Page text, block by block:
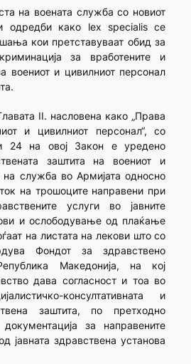
на воената служба со новиот
одредби како lex specialis се
кои претставуваат обид за
за вработените и
воениот и цивилниот персонал
II. насловена како „Права
и цивилниот персонал“, со
24 на овој Закон е уредено
заштита на воениот и
на служба во Армијата односно
на трошоците направени при
услуги во јавните
и ослободување од плаќање
на листата на лекови што со
Фондот за здравствено
Македонија, на кој
дава согласност и тоа во
консултативната и
заштита, по претходно
за направените
јавната здравствена установа